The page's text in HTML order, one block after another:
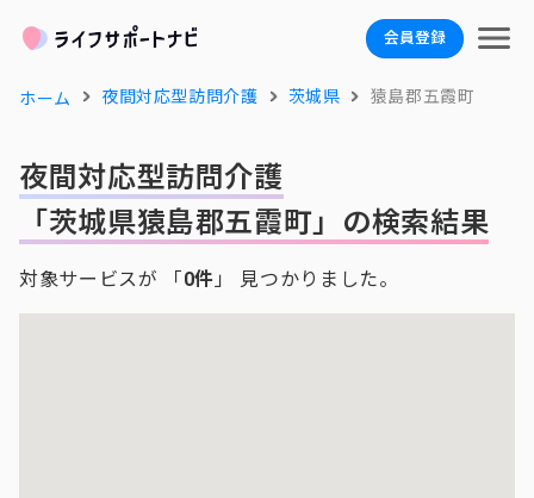
会員登録
ホーム 夜間対応型訪問介護 茨城県 猿島郡五霞町
夜間対応型訪問介護
「茨城県猿島郡五霞町」の検索結果
対象サービスが 「0件 」 見つかりました。